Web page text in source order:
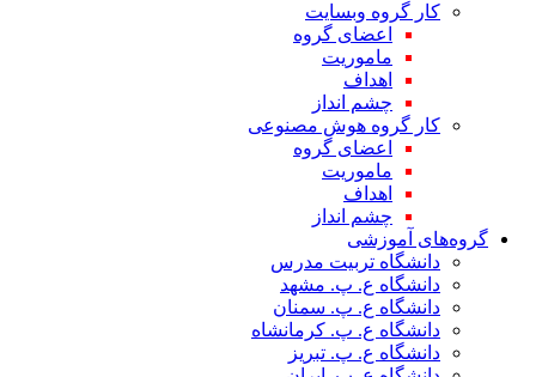
کار گروه وبسایت
اعضای گروه
ماموریت
اهداف
چشم انداز
کار گروه هوش مصنوعی
اعضای گروه
ماموریت
اهداف
چشم انداز
گروه‌های آموزشی
دانشگاه تربیت مدرس
دانشگاه ع. پ. مشهد
دانشگاه ع. پ. سمنان
دانشگاه ع. پ. کرمانشاه
دانشگاه ع. پ. تبریز